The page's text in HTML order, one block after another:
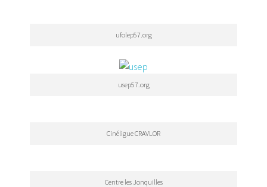
ufolep57.org
usep57.org
Cinéligue CRAVLOR
Centre les Jonquilles